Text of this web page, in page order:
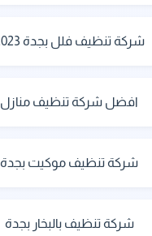
شركة تنظيف فلل بجدة 2023
افضل شركة تنظيف منازل
شركة تنظيف موكيت بجدة
شركة تنظيف بالبخار بجدة